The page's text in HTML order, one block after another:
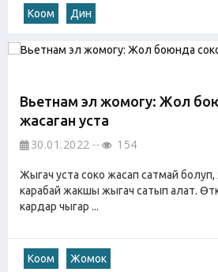
Коом Дин
Вьетнам эл жомогу: Жол
жасаган уста
30.01.2022 154
Жыгач уста соко жасап сатмай болуп,
карабай жакшы жыгач сатып алат.
кардар чыгар ...
Коом Жомок